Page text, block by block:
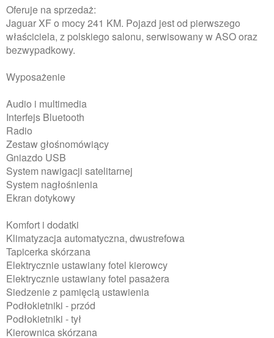
Oferuje na sprzedaż:
Jaguar XF o mocy 241 KM. Pojazd jest od pierwszego
właściciela, z polskiego salonu, serwisowany w ASO oraz
bezwypadkowy.
Wyposażenie
Audio i multimedia
Interfejs Bluetooth
Radio
Zestaw głośnomówiący
Gniazdo USB
System nawigacji satelitarnej
System nagłośnienia
Ekran dotykowy
Komfort i dodatki
Klimatyzacja automatyczna, dwustrefowa
Tapicerka skórzana
Elektrycznie ustawiany fotel kierowcy
Elektrycznie ustawiany fotel pasażera
Siedzenie z pamięcią ustawienia
Podłokietniki - przód
Podłokietniki - tył
Kierownica skórzana